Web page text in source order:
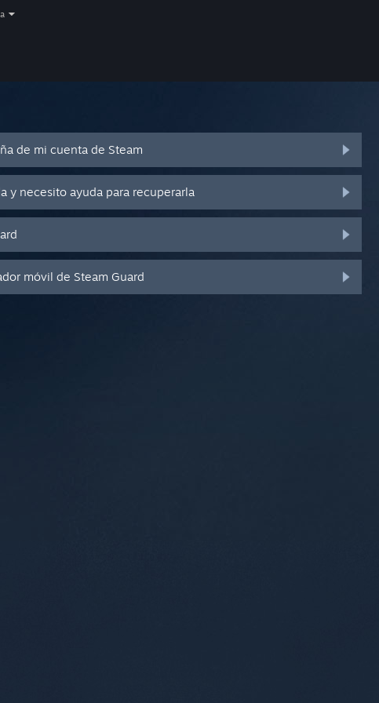
de mi cuenta de Steam
y necesito ayuda para recuperarla
móvil de Steam Guard